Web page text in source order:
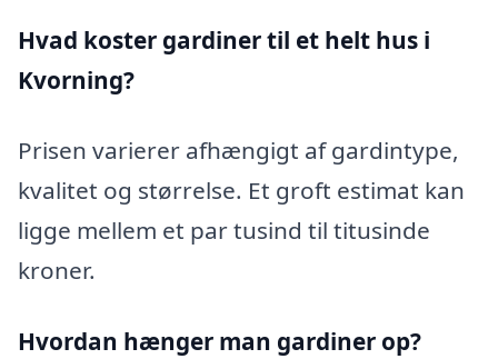
Hvad koster gardiner til et helt hus i
Kvorning?
Prisen varierer afhængigt af gardintype,
kvalitet og størrelse. Et groft estimat kan
ligge mellem et par tusind til titusinde
kroner.
Hvordan hænger man gardiner op?